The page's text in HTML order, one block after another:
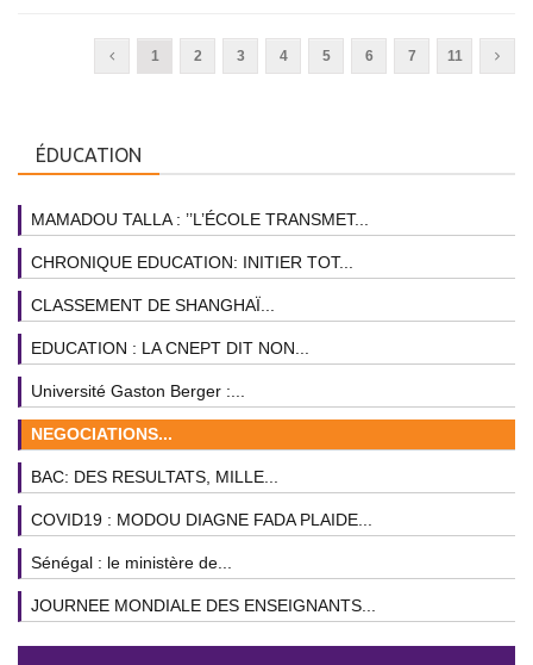
1 2 3 4 5 6 7 11
ÉDUCATION
MAMADOU TALLA : ’’L’ÉCOLE TRANSMET...
CHRONIQUE EDUCATION: INITIER TOT...
CLASSEMENT DE SHANGHAÏ...
EDUCATION : LA CNEPT DIT NON...
Université Gaston Berger :...
NEGOCIATIONS...
BAC: DES RESULTATS, MILLE...
COVID19 : MODOU DIAGNE FADA PLAIDE...
Sénégal : le ministère de...
JOURNEE MONDIALE DES ENSEIGNANTS...